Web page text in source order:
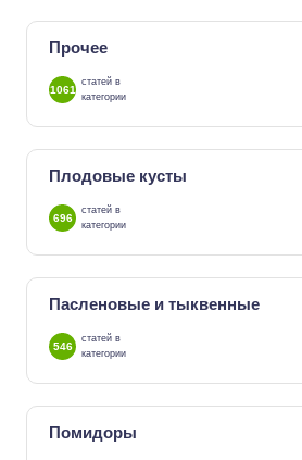
Прочее
1061
статей в
категории
Плодовые кусты
696
статей в
категории
Пасленовые и тыквенные
546
статей в
категории
Помидоры